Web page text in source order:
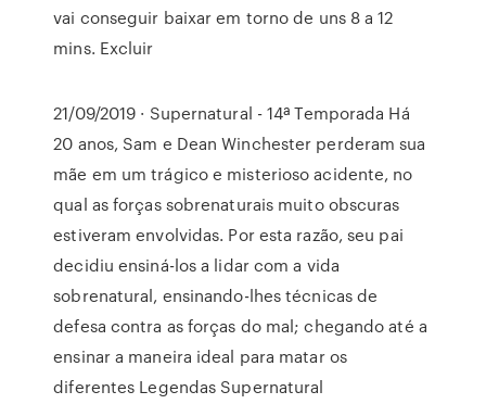
vai conseguir baixar em torno de uns 8 a 12
mins. Excluir
21/09/2019 · Supernatural - 14ª Temporada Há
20 anos, Sam e Dean Winchester perderam sua
mãe em um trágico e misterioso acidente, no
qual as forças sobrenaturais muito obscuras
estiveram envolvidas. Por esta razão, seu pai
decidiu ensiná-los a lidar com a vida
sobrenatural, ensinando-lhes técnicas de
defesa contra as forças do mal; chegando até a
ensinar a maneira ideal para matar os
diferentes Legendas Supernatural